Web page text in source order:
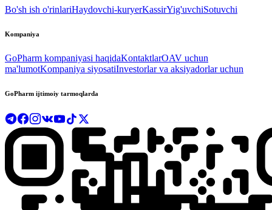
Bo'sh ish o'rinlariHaydovchi-kuryerKassirYig'uvchiSotuvchi
Kompaniya
GoPharm kompaniyasi haqidaKontaktlarOAV uchun
ma'lumotKompaniya siyosatiInvestorlar va aksiyadorlar uchun
GoPharm ijtimoiy tarmoqlarda